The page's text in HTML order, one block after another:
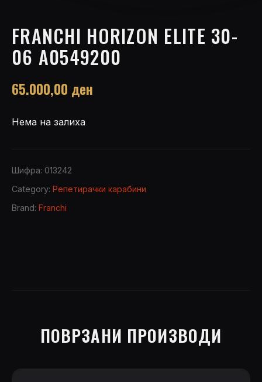
FRANCHI HORIZON ELITE 30-
06 A0549200
65.000,00 ден
Нема на залиха
Шифра: 013242
Category: Репетирачки карабини
Brand: Franchi
ПОВРЗАНИ ПРОИЗВОДИ